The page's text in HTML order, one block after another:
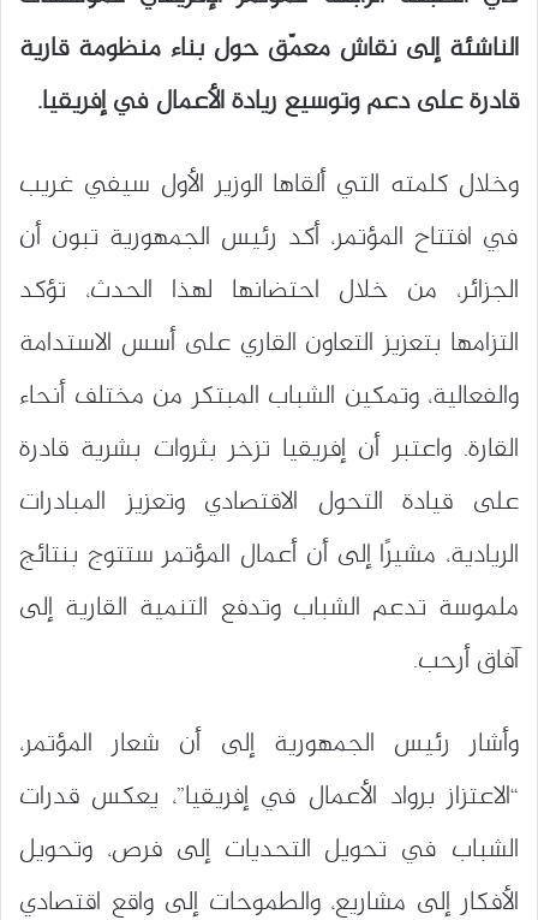
الناشئة إلى نقاش معمّق حول بناء منظومة قارية
قادرة على دعم وتوسيع ريادة الأعمال في إفريقيا.
وخلال كلمته التي ألقاها الوزير الأول سيفي غريب
في افتتاح المؤتمر، أكد رئيس الجمهورية تبون أن
الجزائر، من خلال احتضانها لهذا الحدث، تؤكد
التزامها بتعزيز التعاون القاري على أسس الاستدامة
والفعالية، وتمكين الشباب المبتكر من مختلف أنحاء
القارة. واعتبر أن إفريقيا تزخر بثروات بشرية قادرة
على قيادة التحول الاقتصادي وتعزيز المبادرات
الريادية، مشيرًا إلى أن أعمال المؤتمر ستتوج بنتائج
ملموسة تدعم الشباب وتدفع التنمية القارية إلى
آفاق أرحب.
وأشار رئيس الجمهورية إلى أن شعار المؤتمر،
“الاعتزاز برواد الأعمال في إفريقيا”، يعكس قدرات
الشباب في تحويل التحديات إلى فرص، وتحويل
الأفكار إلى مشاريع، والطموحات إلى واقع اقتصادي